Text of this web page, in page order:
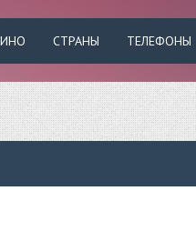
СТРАНЫ ТЕЛЕФОНЫ